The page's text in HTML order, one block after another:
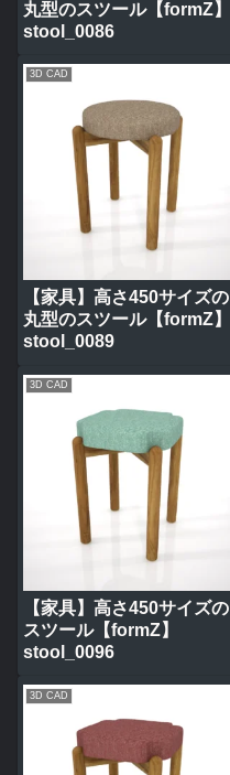
丸型のスツール【formZ】
stool_0086
3D CAD
【家具】高さ450サイズの
丸型のスツール【formZ】
stool_0089
3D CAD
【家具】高さ450サイズの
スツール【formZ】
stool_0096
3D CAD